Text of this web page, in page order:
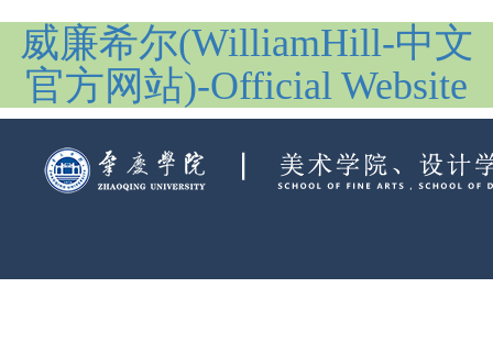
威廉希尔(WilliamHill-中文
官方网站)-Official Website